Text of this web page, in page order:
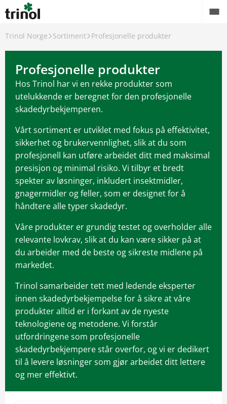
Trinol Norge Sortiment Profesjonelle produkter
Profesjonelle produkter
Hos Trinol har vi en rekke produkter som
utelukkende er beregnet for den profesjonelle
skadedyrbekjemperen.
Vårt sortiment er utviklet med fokus på effektivitet,
sikkerhet og brukervennlighet, slik at du som
profesjonell kan utføre arbeidet ditt med maksimal
presisjon og minimal risiko. Vi tilbyr et bredt
spekter av løsninger, inkludert insektmidler,
gnagermidler og feller, som er designet for å
håndtere alle typer skadedyr.
Våre produkter er grundig testet og overholder alle
relevante lovkrav, slik at du kan være sikker på at
du arbeider med de beste og sikreste midlene på
markedet.
Trinol samarbeider tett med ledende eksperter
innen skadedyrbekjempelse for å sikre at våre
produkter alltid er i forkant av de nyeste
teknologiene og metodene. Vi forstår
utfordringene som profesjonelle
skadedyrbekjempere står overfor, og vi er dedikert
til å levere løsninger som gjør arbeidet ditt lettere
og mer effektivt.
Sortiment
Finn forhandler
Råd og veiledning til Trinol produkter
Om Trinol
Karriere